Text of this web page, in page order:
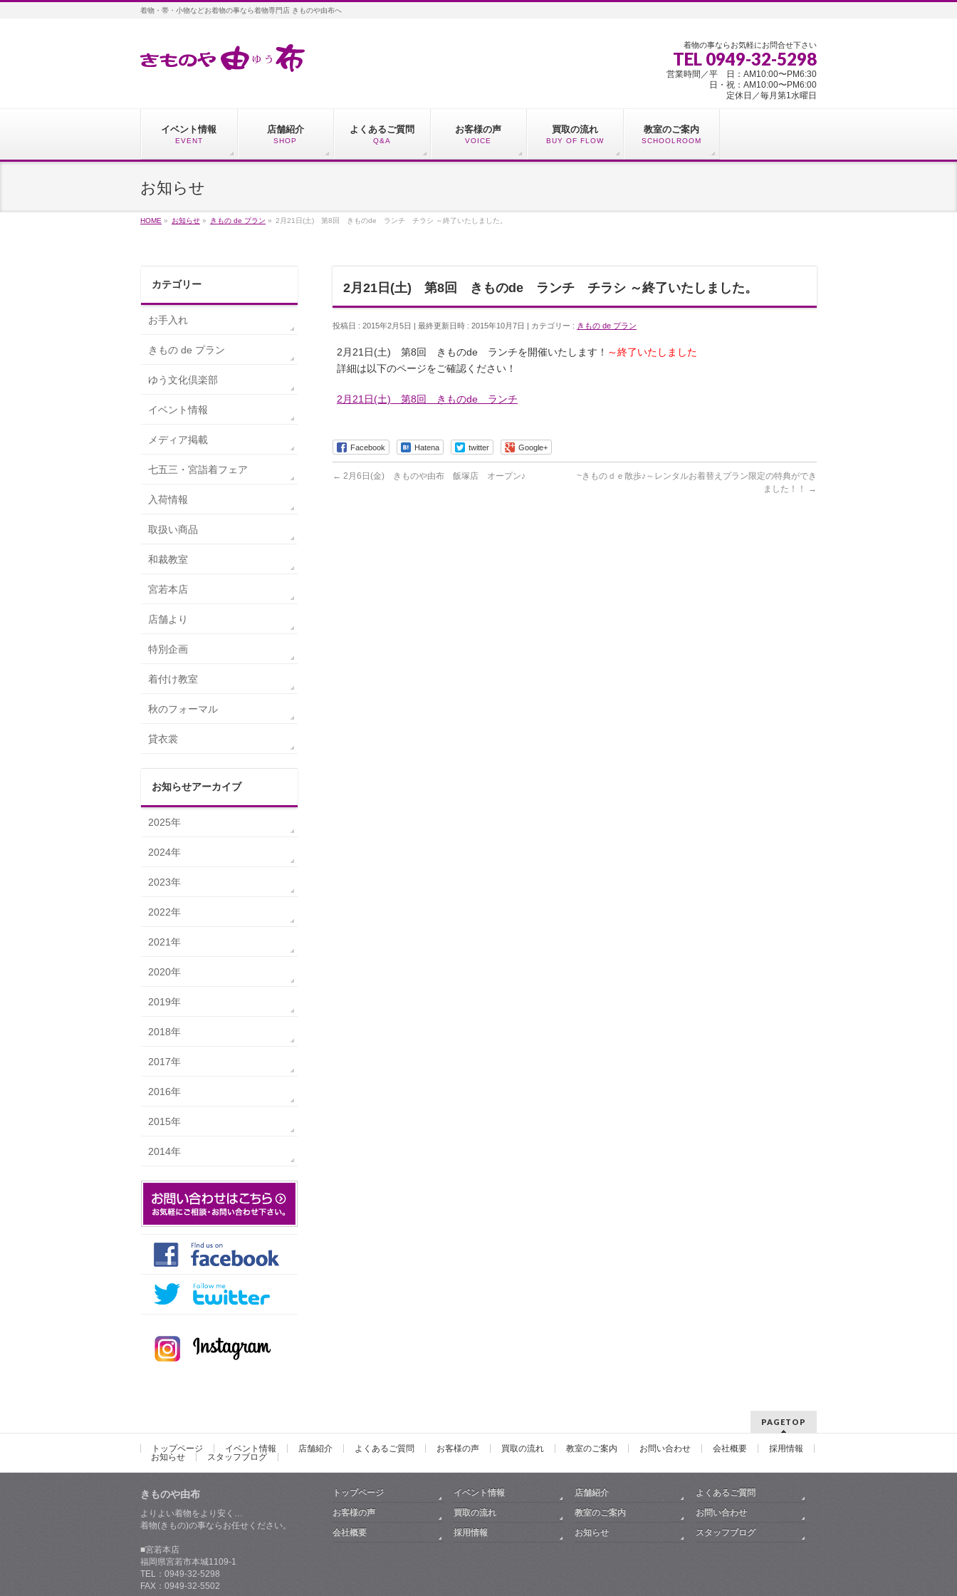
着物・帯・小物などお着物の事なら着物専門店 きものや由布へ
着物の事ならお気軽にお問合せ下さい
TEL 0949-32-5298
営業時間／平 日：AM10:00〜PM6:30
日・祝：AM10:00〜PM6:00
定休日／毎月第1水曜日
イベント情報
EVENT
店舗紹介
SHOP
よくあるご質問
Q&A
お客様の声
VOICE
買取の流れ
BUY OF FLOW
教室のご案内
SCHOOLROOM
お知らせ
HOME » お知らせ » きもの de プラン » 2月21日(土) 第8回 きものde ランチ チラシ ～終了いたしました。
2月21日(土) 第8回 きものde ランチ チラシ ～終了いたしました。
投稿日 : 2015年2月5日 最終更新日時 : 2015年10月7日 カテゴリー : きもの de プラン
2 月 21 日(土) 第8回 きものde ランチを開催いたします！ ～終了いたしました
詳細は以下のページをご確認ください！
2月21日(土) 第8回 きものde ランチ
Facebook Hatena twitter Google+
← 2月6日(金) きものや由布 飯塚店 オープン♪
~きものｄｅ散歩♪～レンタルお着替えプラン限定の特典ができ
ました！！
→
カテゴリー
お手入れ
きもの de プラン
ゆう文化倶楽部
イベント情報
メディア掲載
七五三・宮詣着フェア
入荷情報
取扱い商品
和裁教室
宮若本店
店舗より
特別企画
着付け教室
秋のフォーマル
貸衣裳
お知らせアーカイブ
2025年
2024年
2023年
2022年
2021年
2020年
2019年
2018年
2017年
2016年
2015年
2014年
PAGETOP
トップページ イベント情報 店舗紹介 よくあるご質問 お客様の声 買取の流れ 教室のご案内 お問い合わせ 会社概要
採用情報
お知らせ
スタッフブログ
きものや由布
よりよい着物をより安く…
着物(きもの)の事ならお任せください。
■宮若本店
福岡県宮若市本城1109-1
TEL：0949-32-5298
FAX：0949-32-5502
トップページ イベント情報 店舗紹介
よくあるご質問
お客様の声
買取の流れ 教室のご案内
お問い合わせ
会社概要
採用情報 お知らせ スタッフブログ